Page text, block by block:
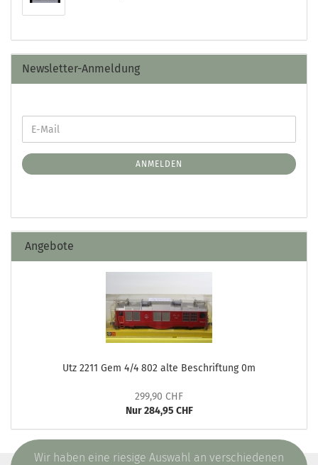
Newsletter-Anmeldung
ANMELDEN
Angebote
Utz 2211 Gem 4/4 802 alte Beschriftung 0m
299,90 CHF
Nur 284,95 CHF
Wir haben eine riesige Auswahl an verschiedenen